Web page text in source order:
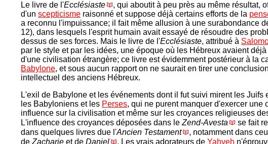
Le livre de l'Ecclésiaste
, qui aboutit à peu près au même résultat,
d'un scepticisme raisonné et suppose déjà certains efforts de la
a reconnu l'impuissance; il fait même allusion à une surabondance
12), dans lesquels l'esprit humain avait essayé de résoudre des
dessus de ses forces. Mais le livre de l'Ecclésiaste, attribué à
par le style et par les idées, une époque où les Hébreux avaient
d'une civilisation étrangère; ce livre est évidemment postérieur à la
Babylone, et sous aucun rapport on ne saurait en tirer une
intellectuel des anciens Hébreux.
L'exil de Babylone et les événements dont il fut suivi mirent les Juifs
les Babyloniens et les Perses, qui ne purent manquer d'exercer une
influence sur la civilisation et même sur les croyances religieuses
L'influence des croyances déposées dans le Zend-Avesta
se fait
dans quelques livres due l'Ancien Testament , notamment dans
de Zacharie et de Daniel . Les vrais adorateurs de Yahveh